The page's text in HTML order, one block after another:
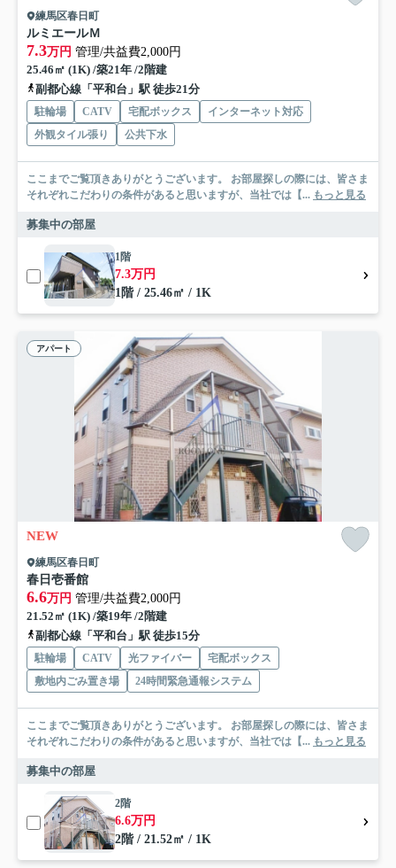
練馬区春日町
ルミエールＭ
7.3万円 管理/共益費2,000円
25.46㎡ (1K) /築21年 /2階建
副都心線「平和台」駅 徒歩21分
駐輪場 CATV 宅配ボックス
インターネット対応
外観タイル張り
公共下水
ここまでご覧頂きありがとうございます。 お部屋探しの際には、皆さま
それぞれこだわりの条件があると思いますが、当社では【... もっと見る
募集中の部屋
1階
7.3万円
1階 / 25.46㎡ / 1K
アパート
NEW
練馬区春日町
春日壱番館
6.6万円 管理/共益費2,000円
21.52㎡ (1K) /築19年 /2階建
副都心線「平和台」駅 徒歩15分
駐輪場 CATV 光ファイバー
宅配ボックス
敷地内ごみ置き場
24時間緊急通報システム
ここまでご覧頂きありがとうございます。 お部屋探しの際には、皆さま
それぞれこだわりの条件があると思いますが、当社では【... もっと見る
募集中の部屋
2階
6.6万円
2階 / 21.52㎡ / 1K